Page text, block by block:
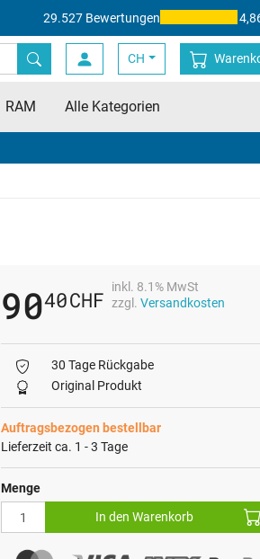
29.527 Bewertungen
CH
RAM Alle Kategorien
9040CHF
inkl. 8.1% MwSt
zzgl. Versandkosten
30 Tage Rückgabe
Original Produkt
Auftragsbezogen bestellbar
Lieferzeit ca. 1 - 3 Tage
Menge
In den Warenkorb